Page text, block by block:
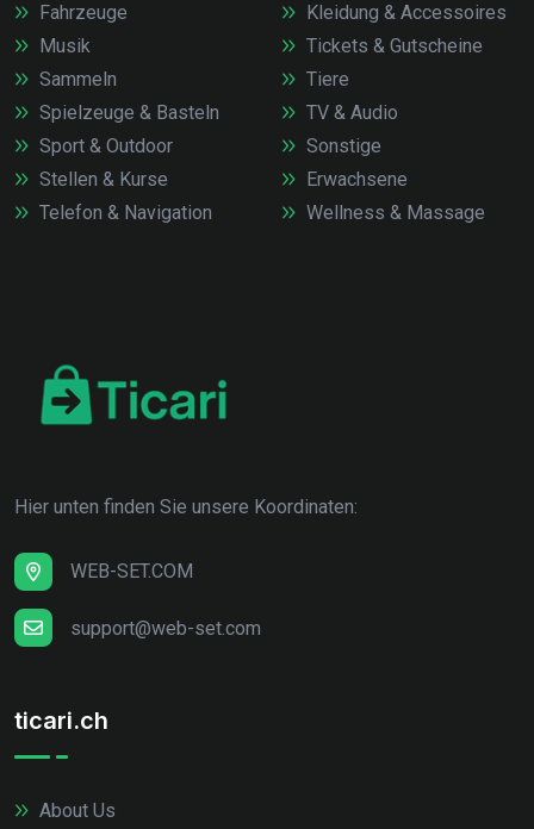
Fahrzeuge
Kleidung & Accessoires
Musik
Sammeln
Spielzeuge & Basteln
Sport & Outdoor
Stellen & Kurse
Telefon & Navigation
Tickets & Gutscheine
Tiere
TV & Audio
Sonstige
Erwachsene
Wellness & Massage
Hier unten finden Sie unsere Koordinaten:
WEB-SET.COM
support@web-set.com
ticari.ch
About Us